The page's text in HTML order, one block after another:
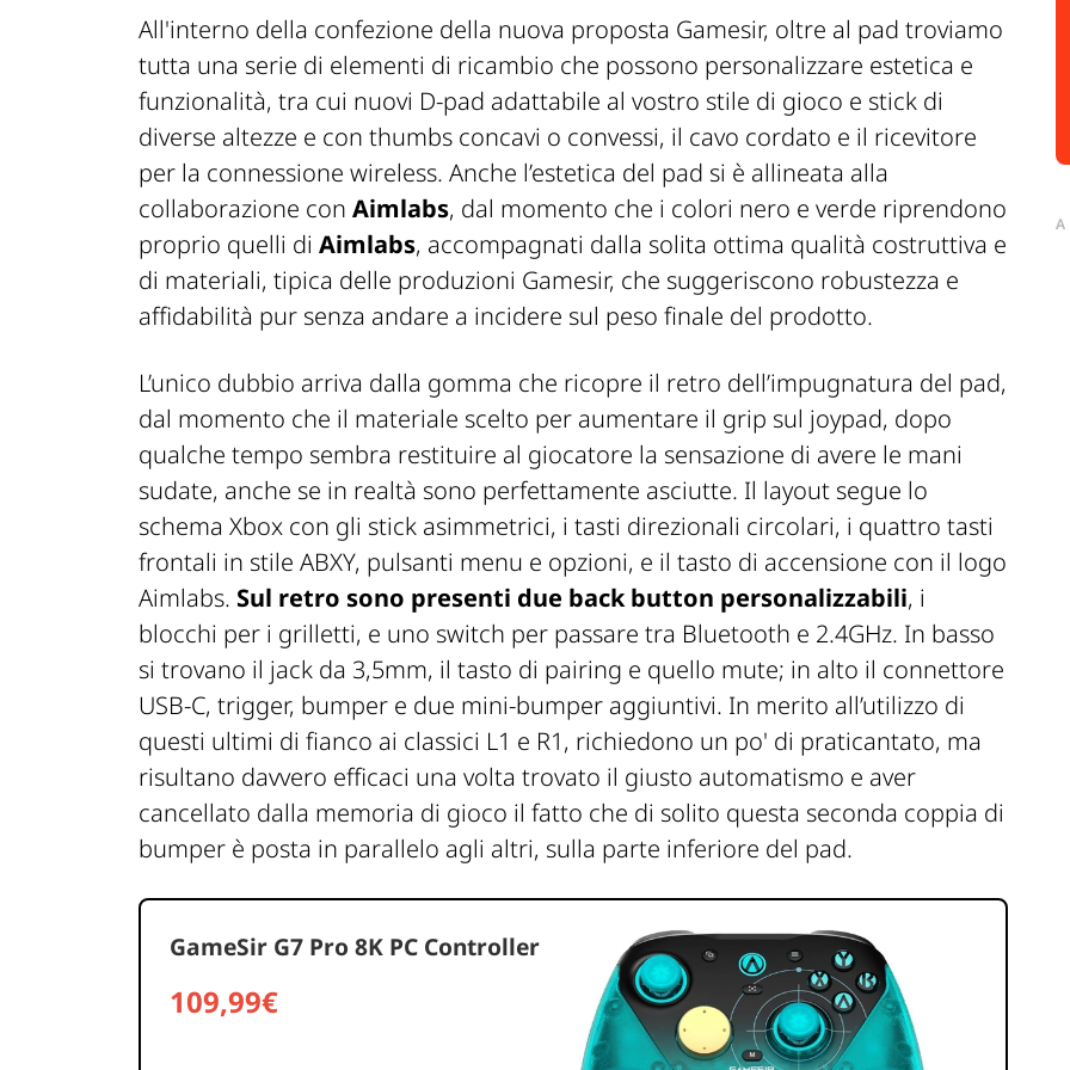
All'interno della confezione della nuova proposta Gamesir, oltre al pad troviamo
tutta una serie di elementi di ricambio che possono personalizzare estetica e
funzionalità, tra cui nuovi D-pad adattabile al vostro stile di gioco e stick di
diverse altezze e con thumbs concavi o convessi, il cavo cordato e il ricevitore
per la connessione wireless. Anche l’estetica del pad si è allineata alla
collaborazione con Aimlabs, dal momento che i colori nero e verde riprendono
proprio quelli di Aimlabs, accompagnati dalla solita ottima qualità costruttiva e
di materiali, tipica delle produzioni Gamesir, che suggeriscono robustezza e
affidabilità pur senza andare a incidere sul peso finale del prodotto.
L’unico dubbio arriva dalla gomma che ricopre il retro dell’impugnatura del pad,
dal momento che il materiale scelto per aumentare il grip sul joypad, dopo
qualche tempo sembra restituire al giocatore la sensazione di avere le mani
sudate, anche se in realtà sono perfettamente asciutte. Il layout segue lo
schema Xbox con gli stick asimmetrici, i tasti direzionali circolari, i quattro tasti
frontali in stile ABXY, pulsanti menu e opzioni, e il tasto di accensione con il logo
Aimlabs. Sul retro sono presenti due back button personalizzabili, i
blocchi per i grilletti, e uno switch per passare tra Bluetooth e 2.4GHz. In basso
si trovano il jack da 3,5mm, il tasto di pairing e quello mute; in alto il connettore
USB-C, trigger, bumper e due mini-bumper aggiuntivi. In merito all’utilizzo di
questi ultimi di fianco ai classici L1 e R1, richiedono un po' di praticantato, ma
risultano davvero efficaci una volta trovato il giusto automatismo e aver
cancellato dalla memoria di gioco il fatto che di solito questa seconda coppia di
bumper è posta in parallelo agli altri, sulla parte inferiore del pad.